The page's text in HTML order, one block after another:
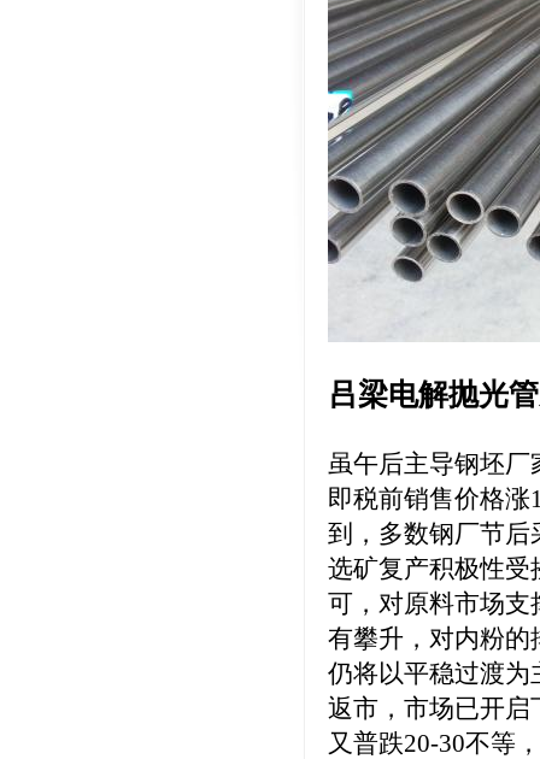
吕梁电解抛光
虽午后主导钢坯厂
即税前销售价格
到，多数钢厂节后
选矿复产积极性受
可，对原料市场支
有攀升，对内粉的
仍将以平稳过渡为
返市，市场已开启
又普跌20-30不等